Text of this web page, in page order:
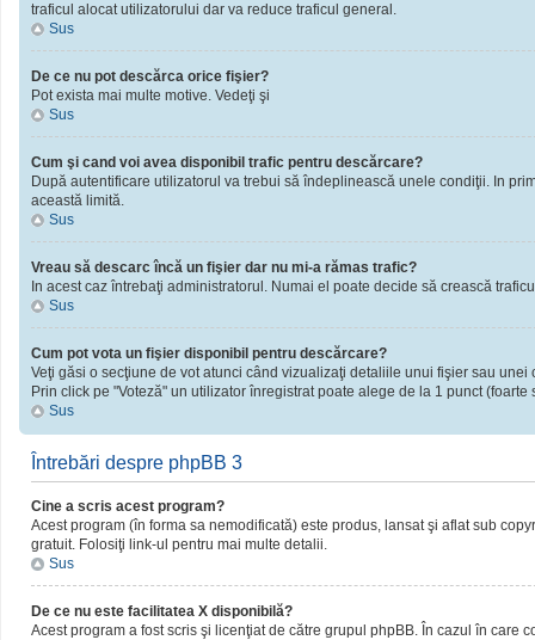
traficul alocat utilizatorului dar va reduce traficul general.
Sus
De ce nu pot descărca orice fişier?
Pot exista mai multe motive. Vedeţi şi
Sus
Cum şi cand voi avea disponibil trafic pentru descărcare?
După autentificare utilizatorul va trebui să îndeplinească unele condiţii. In
această limită.
Sus
Vreau să descarc încă un fişier dar nu mi-a rămas trafic?
In acest caz întrebaţi administratorul. Numai el poate decide să crească
Sus
Cum pot vota un fişier disponibil pentru descărcare?
Veţi găsi o secţiune de vot atunci când vizualizaţi detaliile unui fişier sau unei
Prin click pe "Voteză" un utilizator înregistrat poate alege de la 1 punct
Sus
Întrebări despre phpBB 3
Cine a scris acest program?
Acest program (în forma sa nemodificată) este produs, lansat şi aflat sub
gratuit. Folosiţi link-ul pentru mai multe detalii.
Sus
De ce nu este facilitatea X disponibilă?
Acest program a fost scris şi licenţiat de către grupul phpBB. În cazul în care